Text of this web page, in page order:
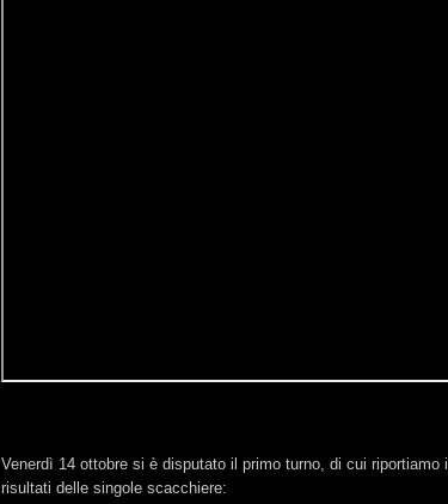
Venerdì 14 ottobre si è disputato il primo turno, di cui riportiamo i
risultati delle singole scacchiere: